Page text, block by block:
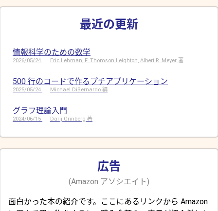
最近の更新
情報科学のための数学
2026/05/24 Eric Lehman, F. Thomson Leighton, Albert R. Meyer 著
500 行のコードで作るプチアプリケーション
2025/05/24 Michael DiBernardo 編
グラフ理論入門
2024/06/15 Darij Grinberg 著
広告
(Amazon アソシエイト)
面白かった本の紹介です。ここにあるリンクから Amazon